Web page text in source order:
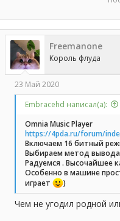
Freemanone
Король флуда
23 Май 2020
Embracehd написал(а):
Omnia Music Player
https://4pda.ru/forum/
Включаем 16 битный
Выбираем метод вывода
Радуемся . Высочайшее
Особенно в машине
играет
)
Чем не угодил родной